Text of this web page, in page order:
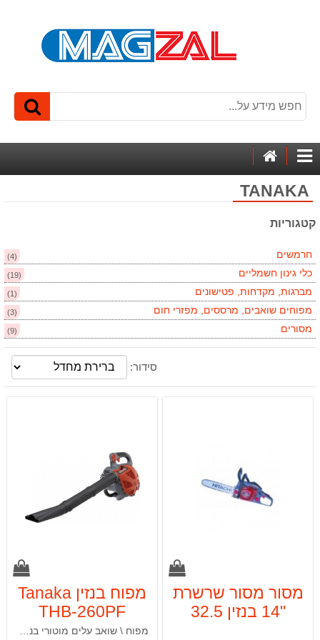
קטגוריותהבית
TANAKA
קטגוריות
חרמשים (4)
כלי גינון חשמליים (19)
מברגות, מקדחות, פטישונים (1)
מפוחים שואבים, מרססים, מפזרי חום (3)
מסורים (9)
סידור:
מסור מסור שרשרת
"14 בנזין 32.5
מפוח בנזין Tanaka
THB-260PF